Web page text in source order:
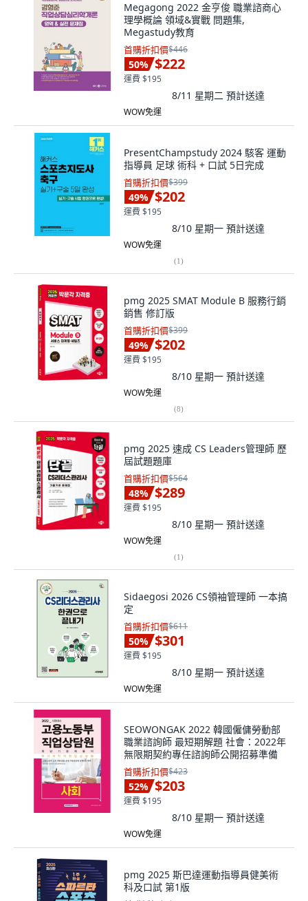
Megagong 2022 金亨俊 職業諮商心
理學概論 領域&實戰 問題集,
Megastudy教育
首購折扣價$446
50% $222
運費 $195
8/11 星期二 預計送達
WOW免運
PresentChampstudy 2024 駭客 運動
指導員 足球 術科 + 口試 5日完成
首購折扣價$399
49% $202
運費 $195
8/10 星期一 預計送達
WOW免運
(1)
pmg 2025 SMAT Module B 服務行銷
銷售 修訂版
首購折扣價$399
49% $202
運費 $195
8/10 星期一 預計送達
WOW免運
(8)
pmg 2025 速成 CS Leaders管理師 歷
屆試題題庫
首購折扣價$564
48% $289
運費 $195
8/10 星期一 預計送達
WOW免運
(1)
Sidaegosi 2026 CS領袖管理師 一本搞
定
首購折扣價$611
50% $301
運費 $195
8/10 星期一 預計送達
WOW免運
SEOWONGAK 2022 韓國僱傭勞動部
職業諮詢師 最短期解題 社會：2022年
無限期契約專任諮詢師公開招募準備
首購折扣價$423
52% $203
運費 $195
8/10 星期一 預計送達
WOW免運
pmg 2025 斯巴達運動指導員健美術
科及口試 第1版